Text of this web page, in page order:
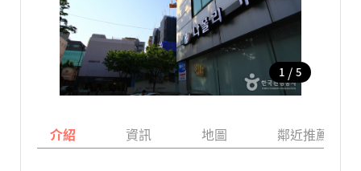
1 / 5
介紹 資訊 地圖 鄰近推薦景點